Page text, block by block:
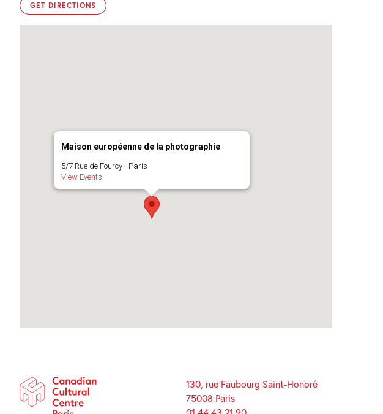
GET DIRECTIONS
Maison européenne de la photographie
5/7 Rue de Fourcy - Paris
View Events
130, rue Faubourg Saint-Honoré
75008 Paris